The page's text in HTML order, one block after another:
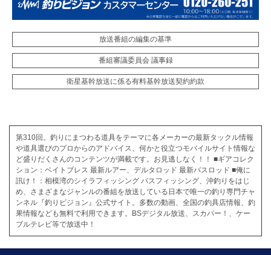
放送番組の編集の基準
番組審議委員会 議事録
衛星基幹放送に係る有料基幹放送契約約款
第310回。釣りにまつわる道具をテーマに各メーカーの最新タックル情報
や道具選びのプロからのアドバイス、何かと役立つモバイルサイト情報な
ど盛りだくさんのコンテンツが満載です。お見逃しなく！！ ■ギアコレク
ション：ベイトブレス 最新ルアー、デルタロッド 最新バスロッド ■俺に
訊け！：相模湾のシイラフィッシング バスフィッシング、沖釣りをはじ
め、さまざまなジャンルの番組を放送している日本で唯一の釣り専門チャ
ンネル『釣りビジョン』公式サイト。多数の動画、全国の釣具店情報、釣
果情報なども無料で利用できます。BSデジタル放送、スカパー！、ケー
ブルテレビ等で放送中！